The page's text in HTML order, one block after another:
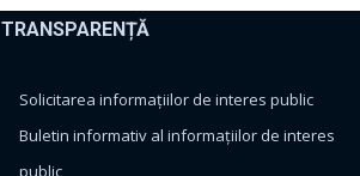
TRANSPARENȚĂ
Solicitarea informațiilor de interes public
Buletin informativ al informațiilor de interes
public